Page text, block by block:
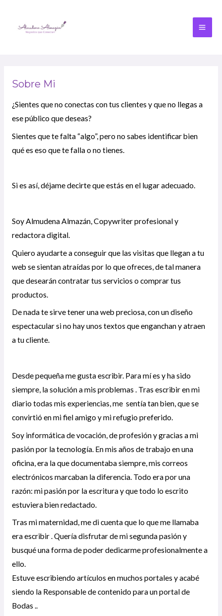
Sobre Mi
¿Sientes que no conectas con tus clientes y que no llegas a
ese público que deseas?
Sientes que te falta “algo”, pero no sabes identificar bien
qué es eso que te falla o no tienes.
Si es así, déjame decirte que estás en el lugar adecuado.
Soy Almudena Almazán, Copywriter profesional y
redactora digital.
Quiero ayudarte a conseguir que las visitas que llegan a tu
web se sientan atraídas por lo que ofreces, de tal manera
que desearán contratar tus servicios o comprar tus
productos.
De nada te sirve tener una web preciosa, con un diseño
espectacular si no hay unos textos que enganchan y atraen
a tu cliente.
Desde pequeña me gusta escribir. Para mí es y ha sido
siempre, la solución a mis problemas . Tras escribir en mi
diario todas mis experiencias, me sentía tan bien, que se
convirtió en mi fiel amigo y mi refugio preferido.
Soy informática de vocación, de profesión y gracias a mi
pasión por la tecnología. En mis años de trabajo en una
oficina, era la que documentaba siempre, mis correos
electrónicos marcaban la diferencia. Todo era por una
razón: mi pasión por la escritura y que todo lo escrito
estuviera bien redactado.
Tras mi maternidad, me di cuenta que lo que me llamaba
era escribir . Quería disfrutar de mi segunda pasión y
busqué una forma de poder dedicarme profesionalmente a
ello.
Estuve escribiendo artículos en muchos portales y acabé
siendo la Responsable de contenido para un portal de
Bodas ..